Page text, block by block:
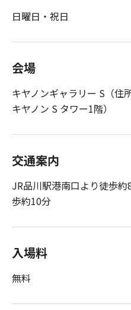
日曜日・祝日
会場
キヤノンギャラリー S（
キヤノン S タワー1階）
交通案内
JR品川駅港南口より徒歩
歩約10分
入場料
無料